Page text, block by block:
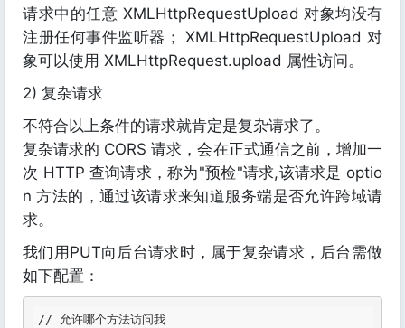
请求中的任意 XMLHttpRequestUpload 对象均没有
注册任何事件监听器； XMLHttpRequestUpload 对
象可以使用 XMLHttpRequest.upload 属性访问。
2) 复杂请求
不符合以上条件的请求就肯定是复杂请求了。
复杂请求的 CORS 请求，会在正式通信之前，增加一
次 HTTP 查询请求，称为"预检"请求,该请求是 optio
n 方法的，通过该请求来知道服务端是否允许跨域请
求。
我们用PUT向后台请求时，属于复杂请求，后台需做
如下配置：
// 允许哪个方法访问我